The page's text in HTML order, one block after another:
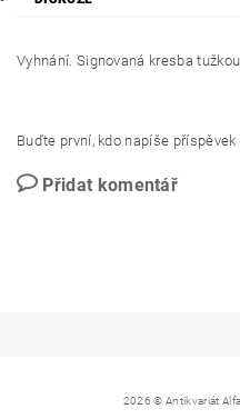
Vyhnání. Signovaná kresba
Buďte první, kdo napíše
Přidat komentář
2026 © Antikvariát